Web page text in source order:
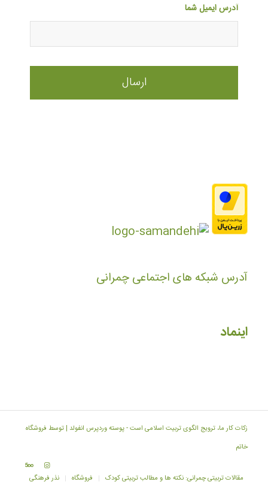
آدرس ایمیل شما
آدرس شبکه های اجتماعی چمرانی
اینماد
زکات کار ما، ترویج الگوی تربیت اسلامی است -پوسته وردپرس انفولد | توسط فروشگاه
خاتم
مقالات تربیتی چمرانی: نکته ها و مطالب تربیتی کودک فروشگاه نذر فرهنگی